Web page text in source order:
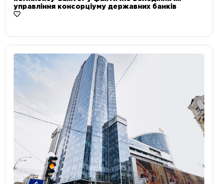
управління консорціуму державних банків